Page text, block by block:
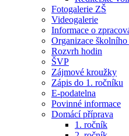
Fotogalerie ZŠ
Videogalerie
Informace o
Organizace
Rozvrh hodin
ŠVP
Zájmové kroužky
Zápis do 1. ročníku
E-podatelna
Povinné informace
Domácí příprava
1. ročník